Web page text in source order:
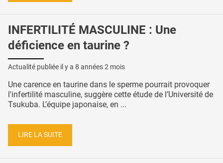
INFERTILITÉ MASCULINE : Une
déficience en taurine ?
Actualité publiée il y a 8 années 2 mois
Une carence en taurine dans le sperme pourrait provoquer
l'infertilité masculine, suggère cette étude de l’Université de
Tsukuba. L’équipe japonaise, en ...
LIRE LA SUITE